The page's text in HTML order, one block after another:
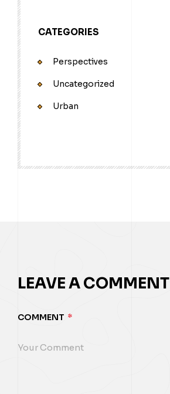
CATEGORIES
Perspectives
Uncategorized
Urban
LEAVE A COMMENT
COMMENT *